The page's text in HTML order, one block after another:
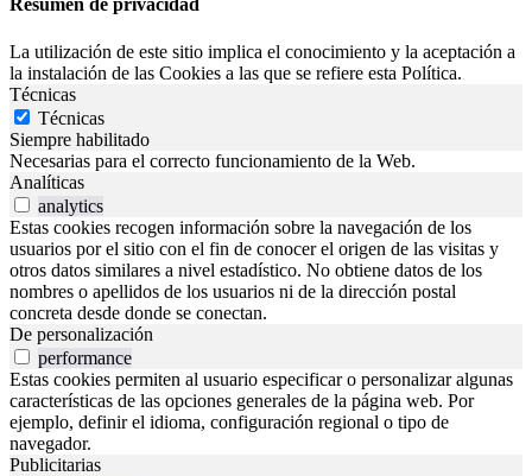
Resumen de privacidad
La utilización de este sitio implica el conocimiento y la aceptación a
la instalación de las Cookies a las que se refiere esta Política.
Técnicas
Técnicas
Siempre habilitado
Necesarias para el correcto funcionamiento de la Web.
Analíticas
analytics
Estas cookies recogen información sobre la navegación de los
usuarios por el sitio con el fin de conocer el origen de las visitas y
otros datos similares a nivel estadístico. No obtiene datos de los
nombres o apellidos de los usuarios ni de la dirección postal
concreta desde donde se conectan.
De personalización
performance
Estas cookies permiten al usuario especificar o personalizar algunas
características de las opciones generales de la página web. Por
ejemplo, definir el idioma, configuración regional o tipo de
navegador.
Publicitarias